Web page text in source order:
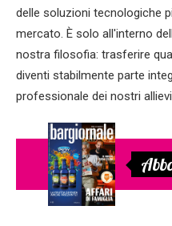
delle soluzioni tecnologiche
mercato. È solo all'interno
nostra filosofia: trasferire
diventi stabilmente parte
professionale dei nostri